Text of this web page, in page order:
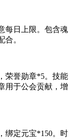
每日上限。包含魂
合。
荣誉勋章*5。技能
用于公会贡献，增
绑定元宝*150。时